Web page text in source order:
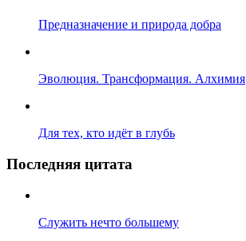
Предназначение и природа добра
Эволюция. Трансформация. Алхимия
Для тех, кто идёт в глубь
Последняя цитата
Служить нечто большему